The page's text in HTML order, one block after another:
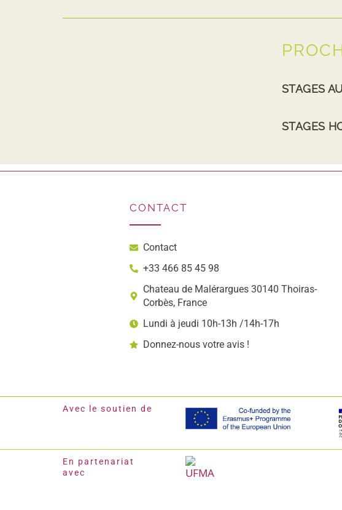
STAGES
STAGES
CONTACT
Contact
+33 466 85 45 98
Chateau de Malérargues 30140 Thoiras-
Corbès, France
Lundi à jeudi 10h-13h /14h-17h
Donnez-nous votre avis !
Avec le soutien de
En partenariat
avec